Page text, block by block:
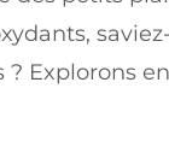
Explorons